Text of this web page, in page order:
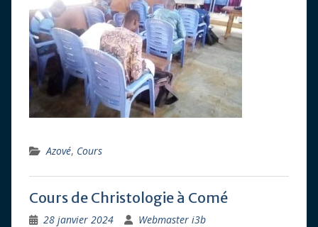
Azové, Cours
Cours de Christologie à Comé
28 janvier 2024 Webmaster i3b